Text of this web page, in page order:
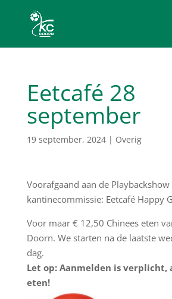
Eetcafé 28
september
19 september, 2024| Overig
Voorafgaand aan de
kantinecommissie: Eetcafé Happy
Voor maar € 12,50 Chinees eten
Doorn. We starten na de laatste
dag.
Let op: Aanmelden is verplicht,
eten!